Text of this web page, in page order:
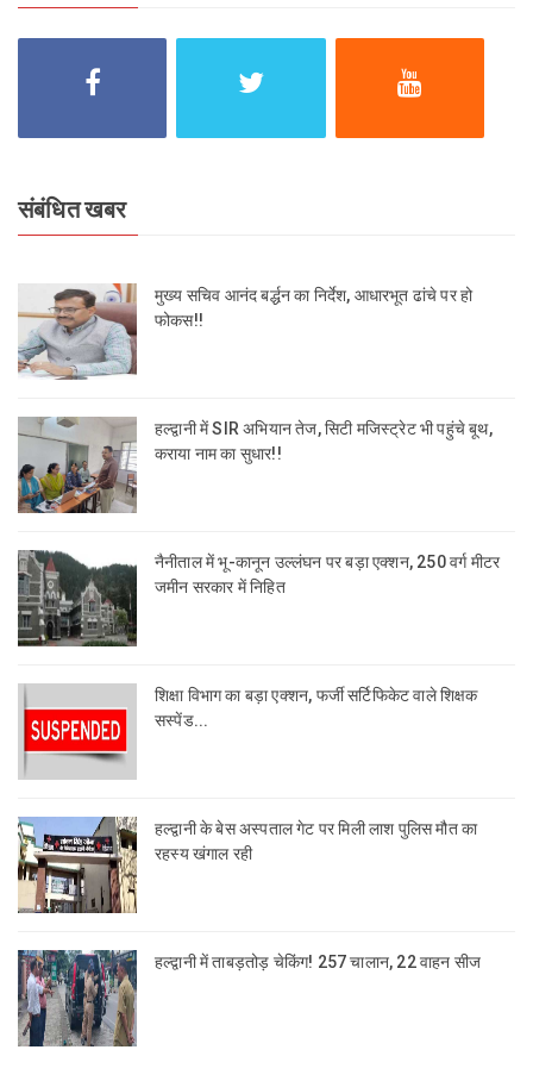
संबंधित खबर
मुख्य सचिव आनंद बर्द्धन का निर्देश, आधारभूत ढांचे पर हो
फोकस!!
हल्द्वानी में SIR अभियान तेज, सिटी मजिस्ट्रेट भी पहुंचे बूथ,
कराया नाम का सुधार!!
नैनीताल में भू-कानून उल्लंघन पर बड़ा एक्शन, 250 वर्ग मीटर
जमीन सरकार में निहित
शिक्षा विभाग का बड़ा एक्शन, फर्जी सर्टिफिकेट वाले शिक्षक
सस्पेंड...
हल्द्वानी के बेस अस्पताल गेट पर मिली लाश पुलिस मौत का
रहस्य खंगाल रही
हल्द्वानी में ताबड़तोड़ चेकिंग! 257 चालान, 22 वाहन सीज